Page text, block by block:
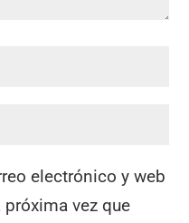
electrónico y web
vez que